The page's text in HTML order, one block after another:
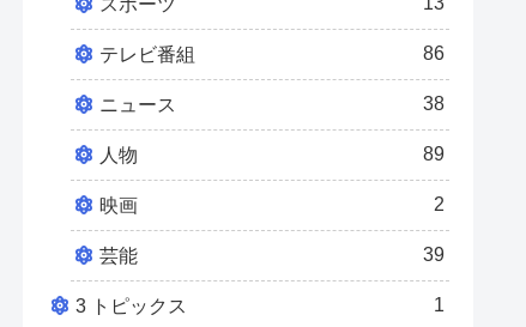
テレビ番組 86
ニュース 38
人物 89
映画 2
芸能 39
3 トピックス 1